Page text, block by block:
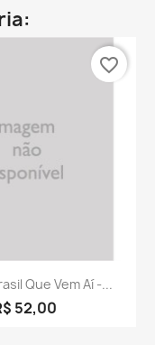
rápida
Que Vem Aí -...
52,00
favorite_border